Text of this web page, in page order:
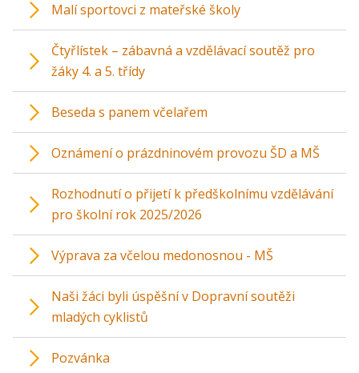
Malí sportovci z mateřské školy
Čtyřlístek – zábavná a vzdělávací soutěž pro
žáky 4. a 5. třídy
Beseda s panem včelařem
Oznámení o prázdninovém provozu ŠD a MŠ
Rozhodnutí o přijetí k předškolnímu vzdělávání
pro školní rok 2025/2026
Výprava za včelou medonosnou - MŠ
Naši žáci byli úspěšní v Dopravní soutěži
mladých cyklistů
Pozvánka